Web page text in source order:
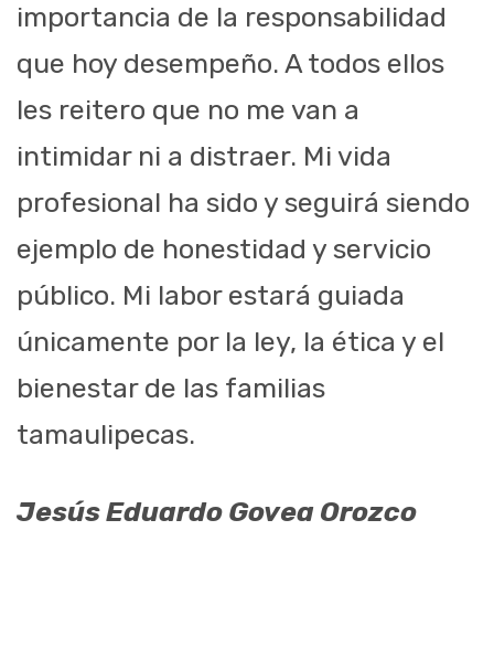
importancia de la responsabilidad
que hoy desempeño. A todos ellos
les reitero que no me van a
intimidar ni a distraer. Mi vida
profesional ha sido y seguirá siendo
ejemplo de honestidad y servicio
público. Mi labor estará guiada
únicamente por la ley, la ética y el
bienestar de las familias
tamaulipecas.
Jesús Eduardo Govea Orozco